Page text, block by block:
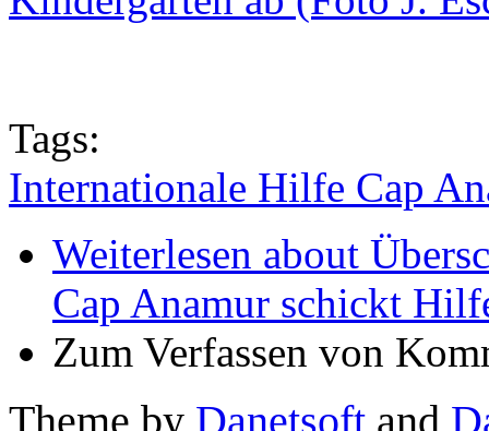
Tags:
Internationale Hilfe Cap
Weiterlesen about
Cap Anamur schickt
Zum Verfassen von
Theme by Danetsoft and